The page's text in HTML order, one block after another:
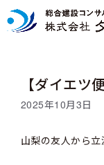
コ
ン
【ダイエツ
2025年10月3日
山梨の友人から立